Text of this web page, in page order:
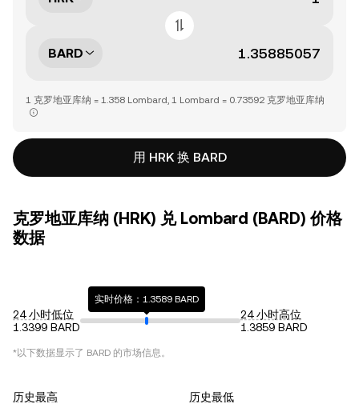
BARD
1 克罗地亚库纳 = 1.358 Lombard, 1 Lombard = 0.73592 克罗地亚库纳
用 HRK 换 BARD
克罗地亚库纳 (HRK) 兑 Lombard (BARD) 价格
数据
24 小时低位
1.3399 BARD
实时价格：1.3589 BARD
24 小时高位
1.3859 BARD
*以下数据显示了 BARD 的市场信息。
历史最高
历史最低